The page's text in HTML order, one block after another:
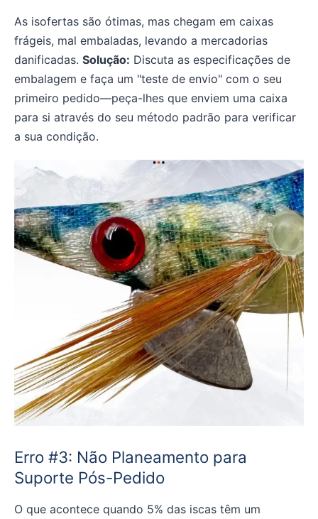
As isofertas são ótimas, mas chegam em caixas
frágeis, mal embaladas, levando a mercadorias
danificadas. Solução: Discuta as especificações de
embalagem e faça um "teste de envio" com o seu
primeiro pedido—peça-lhes que enviem uma caixa
para si através do seu método padrão para verificar
a sua condição.
Erro #3: Não Planeamento para
Suporte Pós-Pedido
O que acontece quando 5% das iscas têm um